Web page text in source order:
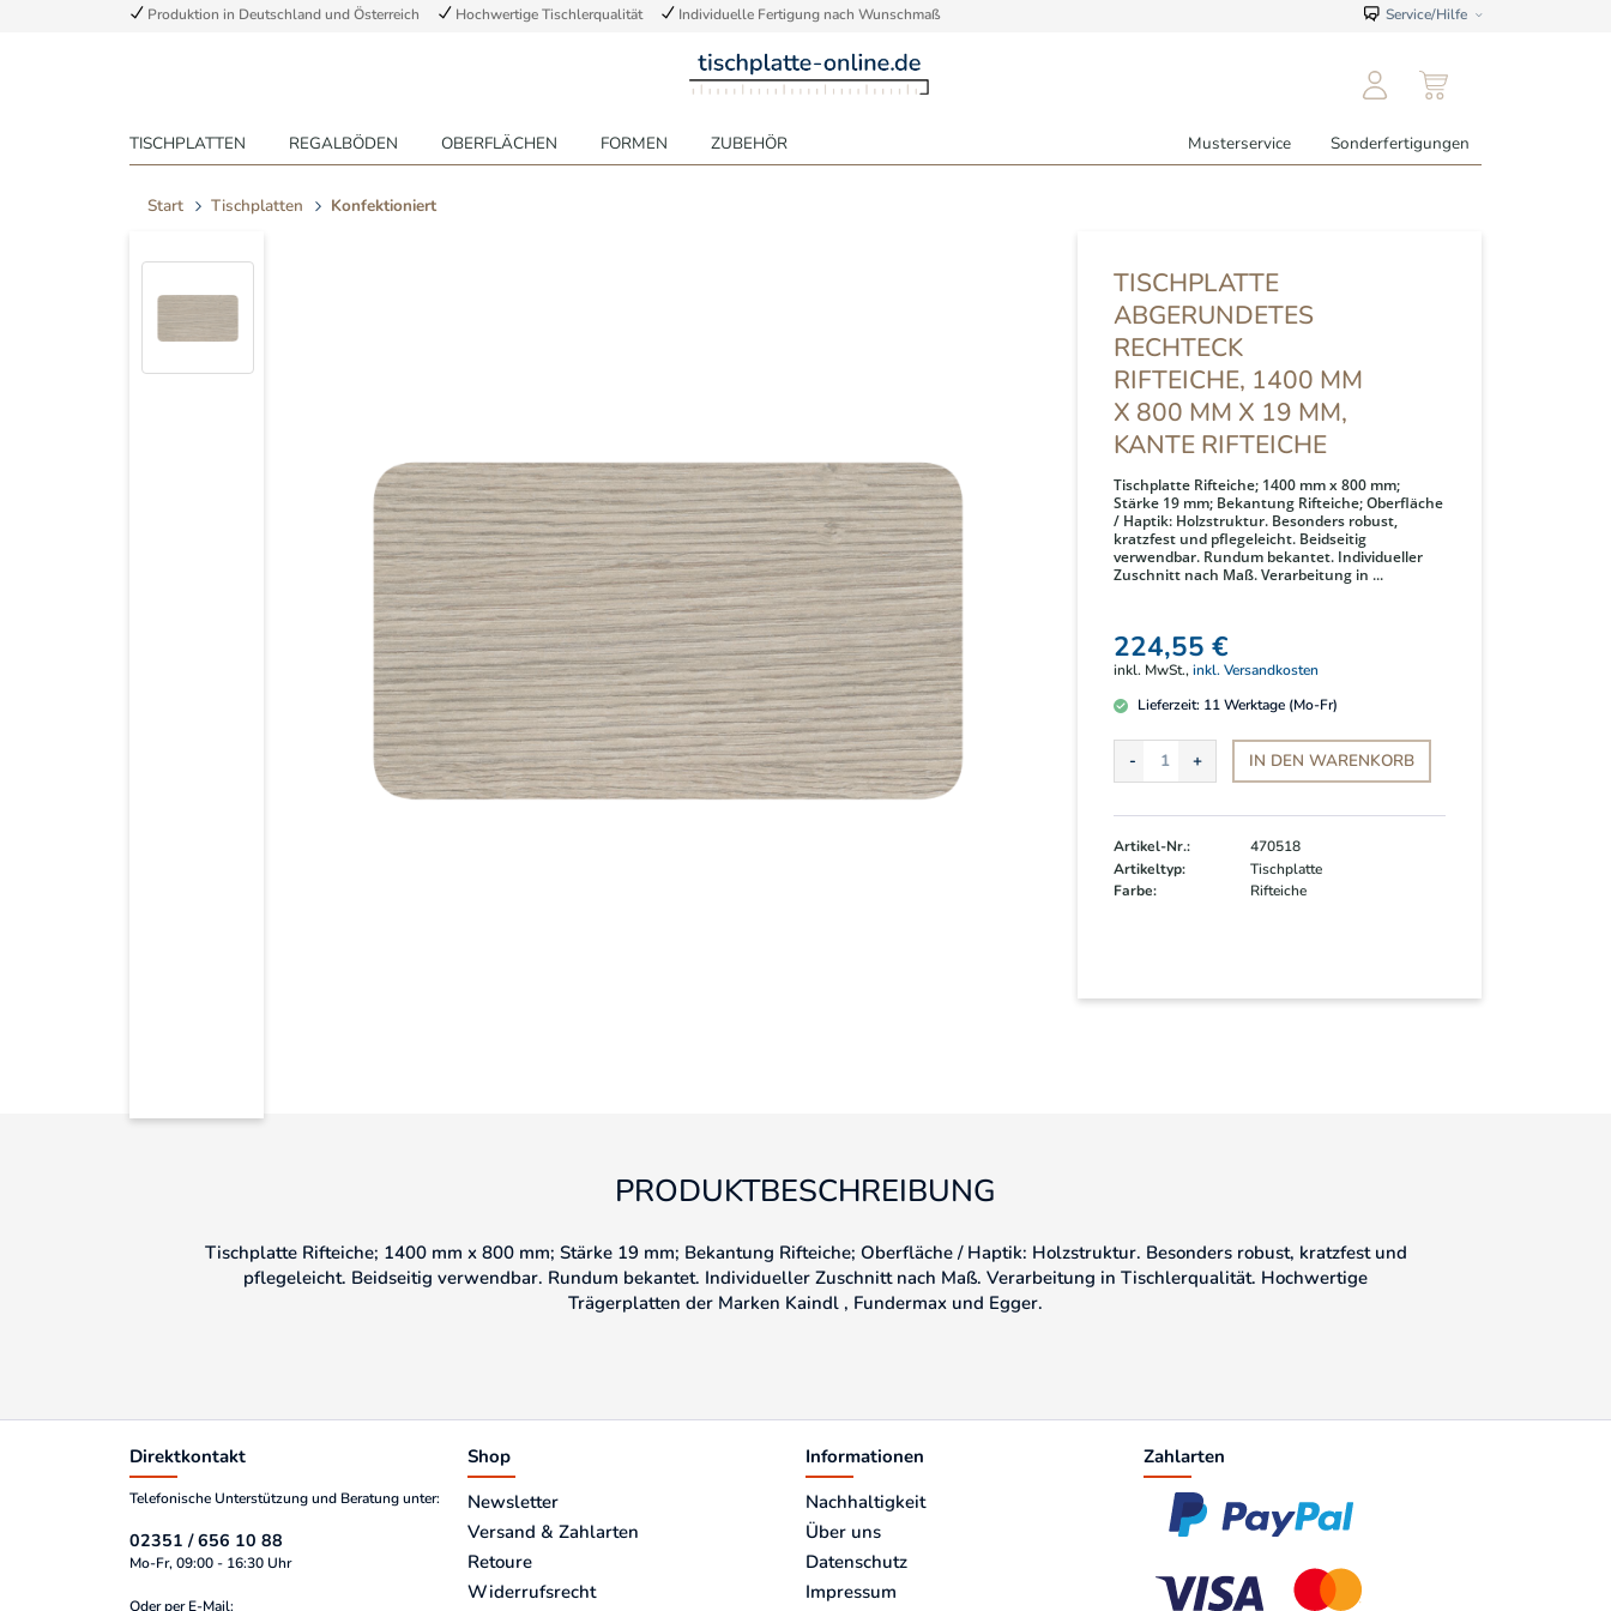
Produktion in Deutschland und Österreich Hochwertige Tischlerqualität Individuelle Fertigung nach Wunschmaß Service/Hilfe
TISCHPLATTEN REGALBÖDEN OBERFLÄCHEN FORMEN ZUBEHÖR Musterservice Sonderfertigungen
Start Tischplatten Konfektioniert
TISCHPLATTE
ABGERUNDETES
RECHTECK
RIFTEICHE, 1400 MM
X 800 MM X 19 MM,
KANTE RIFTEICHE
Tischplatte Rifteiche; 1400 mm x 800 mm;
Stärke 19 mm; Bekantung Rifteiche; Oberfläche
/ Haptik: Holzstruktur. Besonders robust,
kratzfest und pflegeleicht. Beidseitig
verwendbar. Rundum bekantet. Individueller
Zuschnitt nach Maß. Verarbeitung in ...
224,55 €
inkl. MwSt.,inkl. Versandkosten
Lieferzeit: 11Werktage (Mo-Fr)
IN DEN WARENKORB
Artikel-Nr.:
470518
Artikeltyp:
Tischplatte
Farbe:
Rifteiche
PRODUKTBESCHREIBUNG
Tischplatte Rifteiche; 1400 mm x 800 mm; Stärke 19 mm; Bekantung Rifteiche; Oberfläche / Haptik: Holzstruktur. Besonders robust, kratzfest und
pflegeleicht. Beidseitig verwendbar. Rundum bekantet. Individueller Zuschnitt nach Maß. Verarbeitung in Tischlerqualität. Hochwertige
Trägerplatten der Marken Kaindl , Fundermax und Egger.
Direktkontakt
Telefonische Unterstützung und Beratung unter:
02351 / 656 10 88
Mo-Fr, 09:00 - 16:30 Uhr
Oder per E-Mail:
Shop
Newsletter
Versand & Zahlarten
Retoure
Widerrufsrecht
Informationen
Nachhaltigkeit
Über uns
Datenschutz
Impressum
Zahlarten